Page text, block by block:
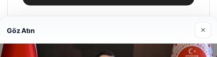
Enes Kaplan Avukatlık Bürosu
Göz Atın ×